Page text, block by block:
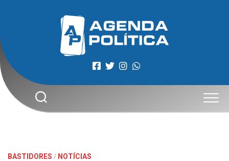
BASTIDORES / NOTÍCIAS